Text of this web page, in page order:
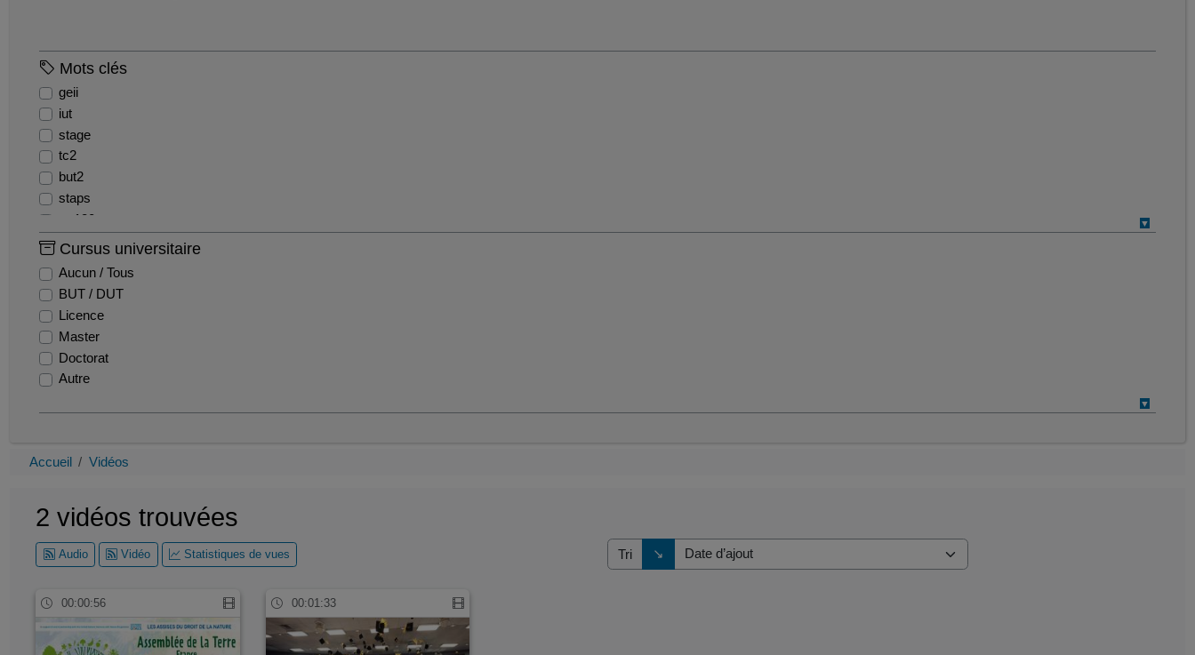
Mots clés
geii
iut
stage
tc2
but2
staps
mt180
tc1
excel
Cursus universitaire
Aucun / Tous
BUT / DUT
Licence
Master
Doctorat
Autre
Accueil Vidéos
2 vidéos trouvées
Audio Vidéo Statistiques de vues Tri ↘
Direction de tri
00:00:56 00:01:33